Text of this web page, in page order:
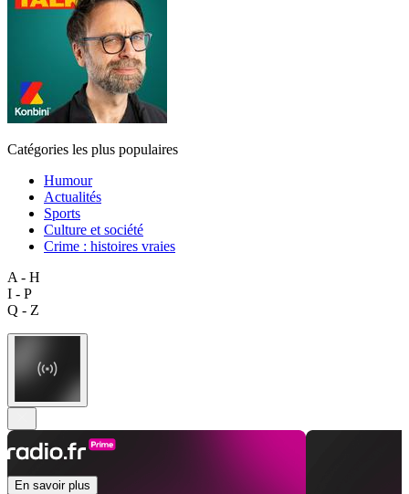
Catégories les plus populaires
Humour
Actualités
Sports
Culture et société
Crime : histoires vraies
A - H
I - P
Q - Z
En savoir plus